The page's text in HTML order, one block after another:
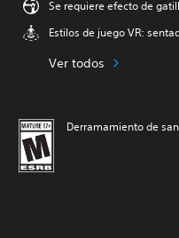
Se requiere efecto de
Estilos de juego VR:
Ver todos
Derramamiento de